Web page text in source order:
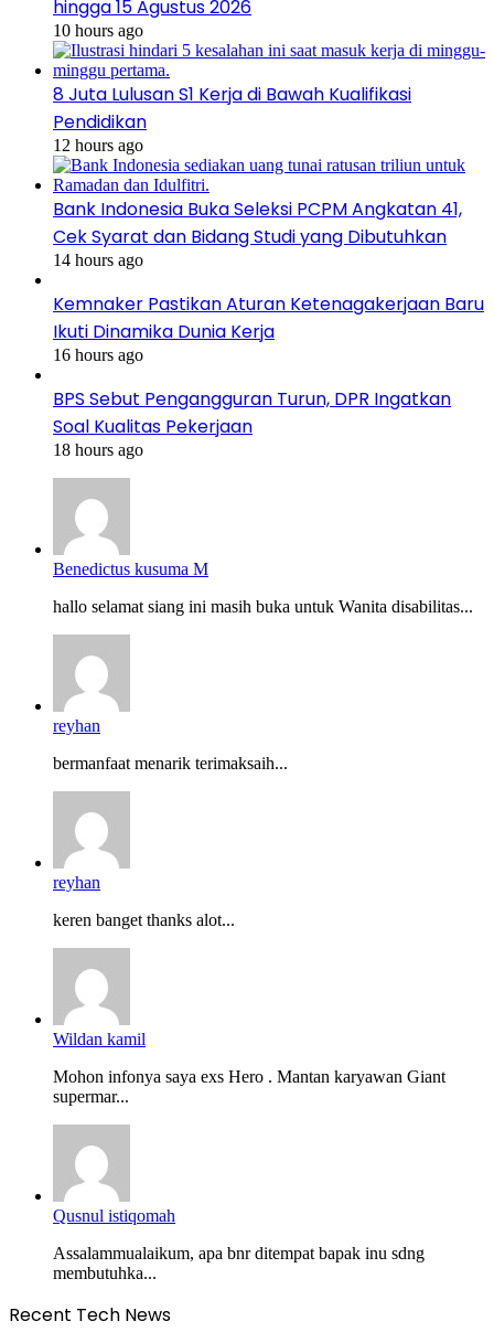
hingga 15 Agustus 2026
10 hours ago
8 Juta Lulusan S1 Kerja di Bawah Kualifikasi
Pendidikan
12 hours ago
Bank Indonesia Buka Seleksi PCPM Angkatan 41,
Cek Syarat dan Bidang Studi yang Dibutuhkan
14 hours ago
Kemnaker Pastikan Aturan Ketenagakerjaan Baru
Ikuti Dinamika Dunia Kerja
16 hours ago
BPS Sebut Pengangguran Turun, DPR Ingatkan
Soal Kualitas Pekerjaan
18 hours ago
Benedictus kusuma M
hallo selamat siang ini masih buka untuk Wanita disabilitas...
reyhan
bermanfaat menarik terimaksaih...
reyhan
keren banget thanks alot...
Wildan kamil
Mohon infonya saya exs Hero . Mantan karyawan Giant
supermar...
Qusnul istiqomah
Assalammualaikum, apa bnr ditempat bapak inu sdng
membutuhka...
Recent Tech News